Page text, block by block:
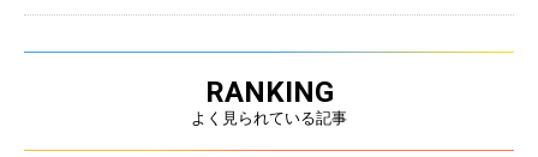
RANKING
よく見られている記事